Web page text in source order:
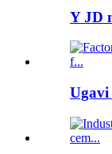
Y JD
Ugavi